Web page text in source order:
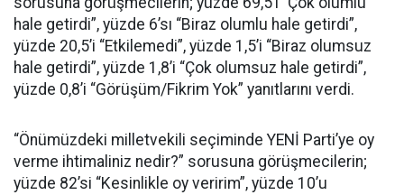
hale getirdi”, yüzde 6’sı “Biraz olumlu hale getirdi”,
yüzde 20,5’i “Etkilemedi”, yüzde 1,5’i “Biraz olumsuz
hale getirdi”, yüzde 1,8’i “Çok olumsuz hale getirdi”,
yüzde 0,8’i “Görüşüm/Fikrim Yok” yanıtlarını verdi.
“Önümüzdeki milletvekili seçiminde YENİ Parti’ye oy
verme ihtimaliniz nedir?” sorusuna görüşmecilerin;
yüzde 82’si “Kesinlikle oy veririm”, yüzde 10’u